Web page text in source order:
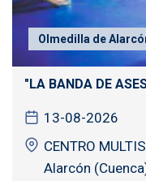
Olmedilla de
"LA BANDA DE
13-08-2026
CENTRO
Alarcón